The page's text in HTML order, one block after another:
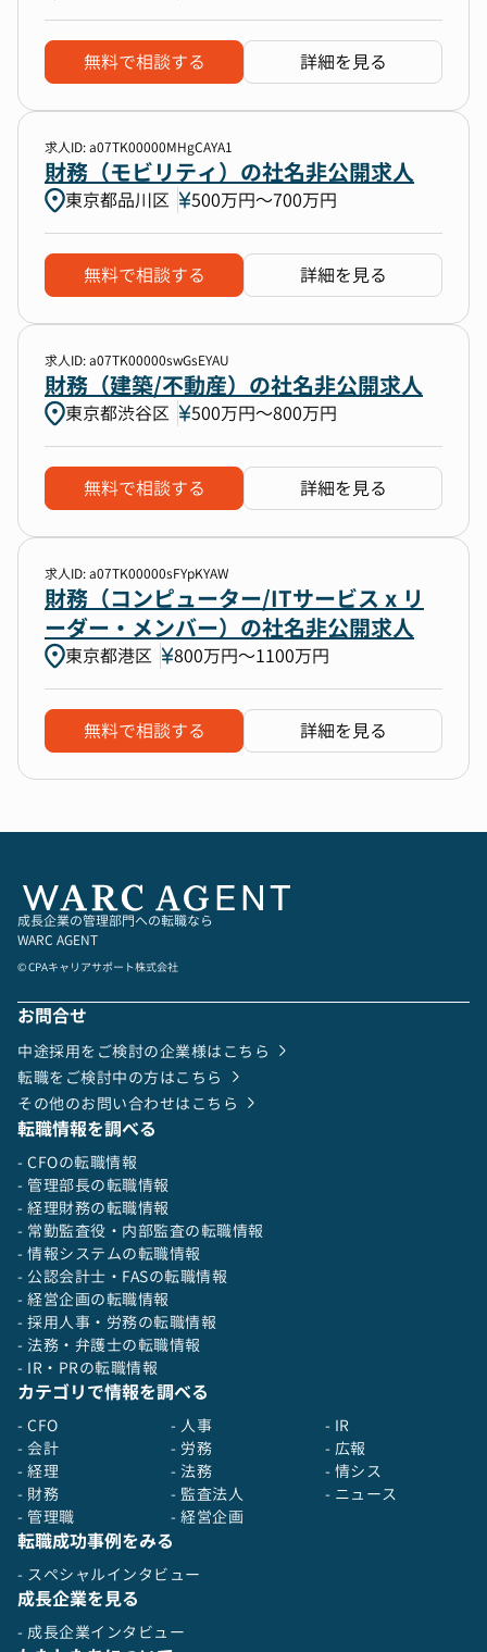
無料で相談する 詳細を見る
求人ID: a07TK00000MHgCAYA1
財務（モビリティ）の社名非公開求人
東京都品川区 500万円〜700万円
無料で相談する 詳細を見る
求人ID: a07TK00000swGsEYAU
財務（建築/不動産）の社名非公開求人
東京都渋谷区 500万円〜800万円
無料で相談する 詳細を見る
求人ID: a07TK00000sFYpKYAW
財務（コンピューター/ITサービス x リ
ーダー・メンバー）の社名非公開求人
東京都港区 800万円〜1100万円
無料で相談する 詳細を見る
成長企業の管理部門への転職なら
WARC AGENT
© CPAキャリアサポート株式会社
お問合せ
中途採用をご検討の企業様はこちら
転職をご検討中の方はこちら
その他のお問い合わせはこちら
転職情報を調べる
- CFOの転職情報
- 管理部長の転職情報
- 経理財務の転職情報
- 常勤監査役・内部監査の転職情報
- 情報システムの転職情報
- 公認会計士・FASの転職情報
- 経営企画の転職情報
- 採用人事・労務の転職情報
- 法務・弁護士の転職情報
- IR・PRの転職情報
カテゴリで情報を調べる
- CFO
- 会計
- 経理
- 財務
- 管理職
- 人事
- 労務
- 法務
- 監査法人
- 経営企画
- IR
- 広報
- 情シス
- ニュース
転職成功事例をみる
- スペシャルインタビュー
成長企業を見る
- 成長企業インタビュー